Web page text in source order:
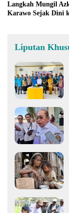
Langkah Mungil
Karawo Sejak Dini
Liputan